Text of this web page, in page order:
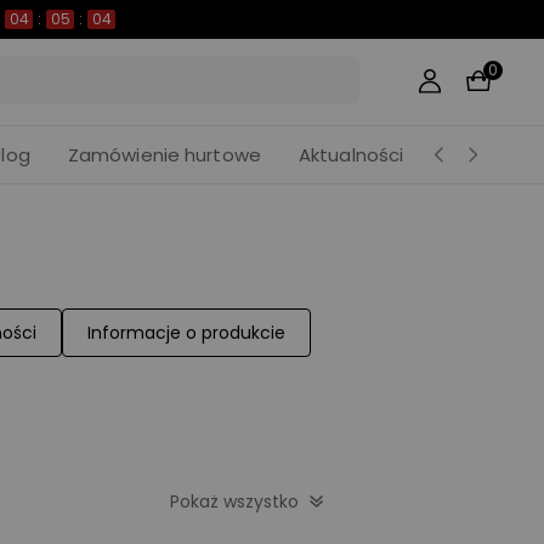
05 03
0
Zamówienie hurtowe Aktualności
Informacje o produkcie
Pokaż wszystko